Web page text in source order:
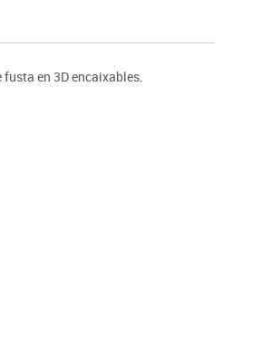
en 3D encaixables.